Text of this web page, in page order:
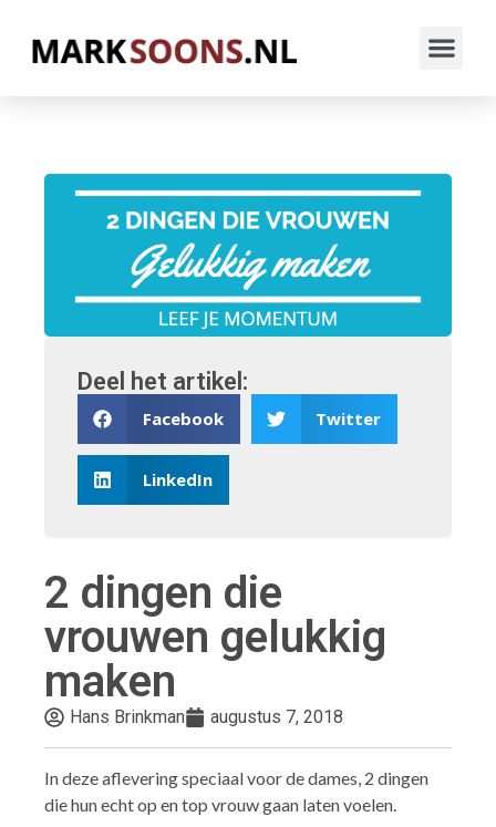
Deel het artikel:
Facebook Twitter
LinkedIn
2 dingen die
vrouwen gelukkig
maken
Hans Brinkman augustus 7, 2018
In deze aflevering speciaal voor de dames, 2 dingen
die hun echt op en top vrouw gaan laten voelen.